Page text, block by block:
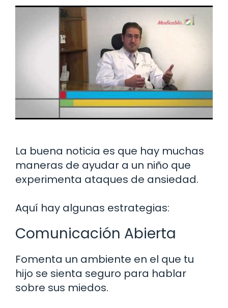
La buena noticia es que hay muchas
maneras de ayudar a un niño que
experimenta ataques de ansiedad.
Aquí hay algunas estrategias:
Comunicación Abierta
Fomenta un ambiente en el que tu
hijo se sienta seguro para hablar
sobre sus miedos.